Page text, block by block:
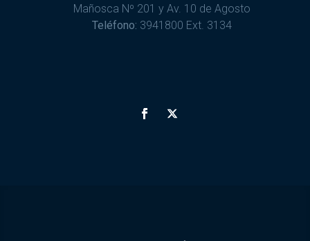
Mañosca Nº 201 y Av. 10 de Agosto
Teléfono: 3941800 Ext. 3134